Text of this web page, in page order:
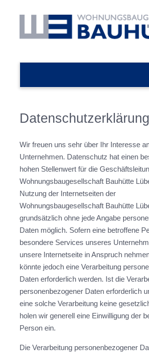
Datenschutzerklärung
Wir freuen uns sehr über Ihr Interesse
Unternehmen. Datenschutz hat einen
hohen Stellenwert für die
Wohnungsbaugesellschaft Bauhütte
Nutzung der Internetseiten der
Wohnungsbaugesellschaft Bauhütte
grundsätzlich ohne jede Angabe
Daten möglich. Sofern eine betroffene
besondere Services unseres
unsere Internetseite in Anspruch
könnte jedoch eine Verarbeitung
Daten erforderlich werden. Ist die
personenbezogener Daten erforderlich
eine solche Verarbeitung keine
holen wir generell eine Einwilligung der
Person ein.
Die Verarbeitung personenbezogener